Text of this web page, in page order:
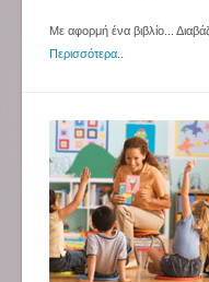
Με αφορμή ένα βιβλίο...
Περισσότερα